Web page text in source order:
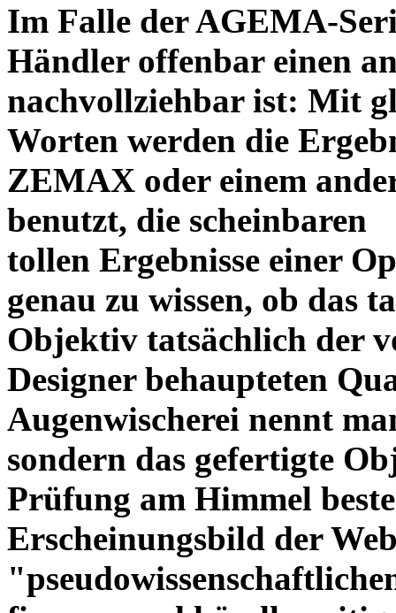
Im Falle der AGEMA-
Händler offenbar einen
nachvollziehbar ist: Mit
Worten werden die
ZEMAX oder einem
benutzt, die scheinbaren
tollen Ergebnisse einer
genau zu wissen, ob das
Objektiv tatsächlich der
Designer behaupteten
Augenwischerei nennt
sondern das gefertigte
Prüfung am Himmel
Erscheinungsbild der